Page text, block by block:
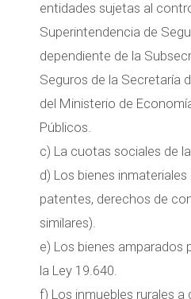
entidades sujetas al
Superintendencia de
dependiente de la
Seguros de la Secretaría
del Ministerio de
Públicos.
c) La cuotas sociales de
d) Los bienes inmateriales
patentes, derechos de
similares).
e) Los bienes amparados
la Ley 19.640.
f) Los inmuebles rurales a